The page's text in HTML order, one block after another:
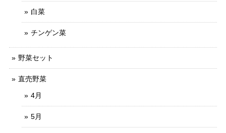
白菜
チンゲン菜
野菜セット
直売野菜
4月
5月